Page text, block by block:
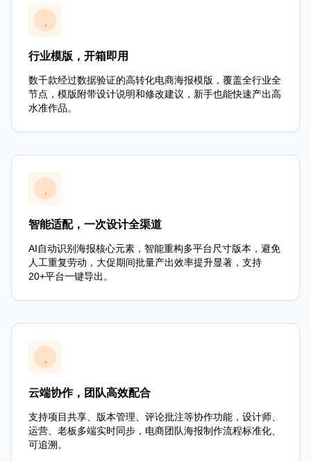
行业模版，开箱即用
数千款经过数据验证的高转化电商海报模版，覆盖全行业全
节点，模版附带设计说明和修改建议，新手也能快速产出高
水准作品。
智能适配，一次设计全渠道
AI自动识别海报核心元素，智能重构多平台尺寸版本，避免
人工重复劳动，大促期间批量产出效率提升显著，支持
20+平台一键导出。
云端协作，团队高效配合
支持项目共享、版本管理、评论批注等协作功能，设计师、
运营、老板多端实时同步，电商团队海报制作流程标准化、
可追溯。